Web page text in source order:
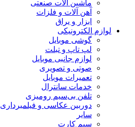
ماشین آلات صنعتی
آهن آلات و فلزات
ابزار و یراق
لوازم الکترونیکی
گوشی موبایل
لپ تاپ و تبلت
لوازم جانبی موبایل
صوتی و تصویری
تعمیرات موبایل
خدمات سانترال
تلفن بی‌سیم رومیزی
دوربین عکاسی و فیلمبرداری
سایر
سیم کارت